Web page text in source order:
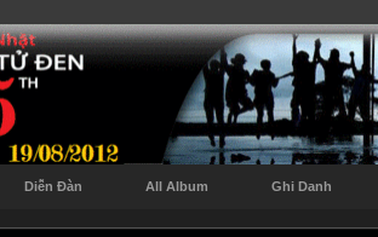
Diễn Đàn All Album Ghi Danh